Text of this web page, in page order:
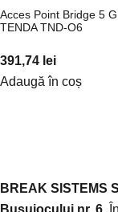
Acces Point Bridge 5
TENDA TND-O6
391,74 lei
Adaugă în coș
BREAK SISTEMS
Busuiocului nr. 6.